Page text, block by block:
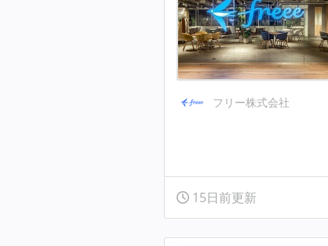
フリー株式会社
15日前更新